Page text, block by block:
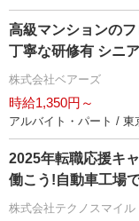
⾼級マンションの
丁寧な研修有 シニ
株式会社ベアーズ
時給1,350円～
アルバイト・パート / 東
2025年転職応援キ
働こう!自動車工場
株式会社テクノスマイル